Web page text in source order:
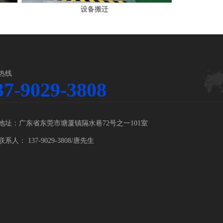
设备搬迁
线
9029-3808
址：广东省东莞市塘厦镇隔水巷72号之一101室
系人： 137-9029-3808/唐先生